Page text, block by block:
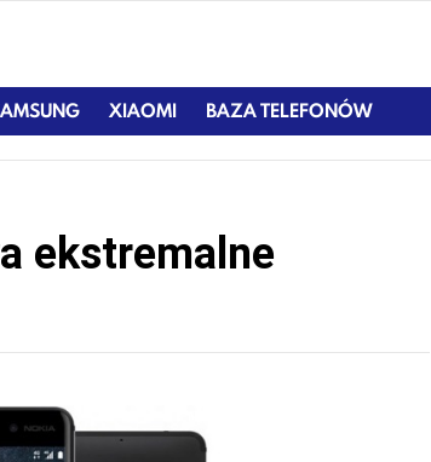
XIAOMI BAZA TELEFONÓW
ekstremalne